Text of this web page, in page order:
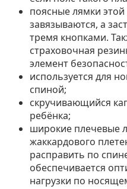
поясные лямки
завязываются, а
тремя кнопками.
страховочная
элемент
используется для
спиной;
скручивающийся
ребёнка;
широкие плечевые
жаккардового
расправить по
обеспечивается
нагрузки по